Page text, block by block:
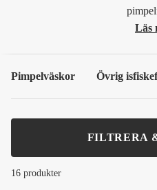
Läs
Pimpelväskor Övrig
FILTRERA
16 produkter